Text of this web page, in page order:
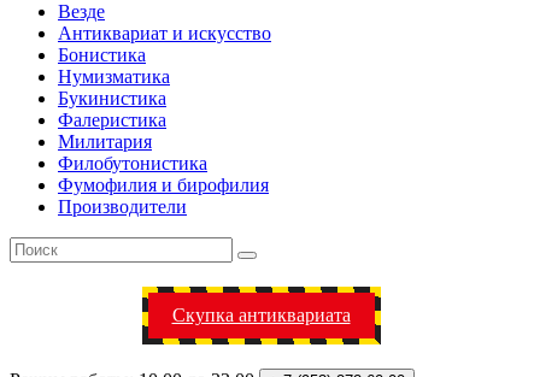
Везде
Антиквариат и искусство
Бонистика
Нумизматика
Букинистика
Фалеристика
Милитария
Филобутонистика
Фумофилия и бирофилия
Производители
Скупка антиквариата